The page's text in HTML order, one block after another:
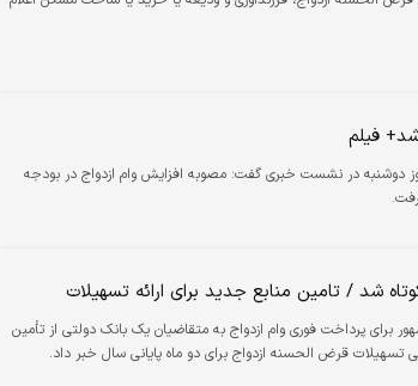
فیلم
دوشنبه در نشست خبری گفت: مصوبه افزایش وام ازدواج در بودجه
شد / تامین منابع جدید برای ارائه تسهیلات
برای پرداخت فوری وام ازدواج به متقاضیان یک بانک دولتی از تأمین